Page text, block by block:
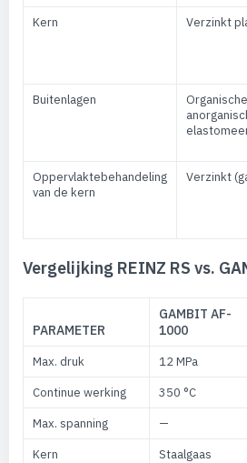
Kern Verzinkt
Buitenlagen
Oppervlaktebehandeling
van de kern
Verzinkt
Vergelijking REINZ RS vs.
PARAMETER
GAMBIT AF-
1000
Max. druk 12 MPa
Continue werking
350 °C
Max. spanning
—
Kern
Staalgaas